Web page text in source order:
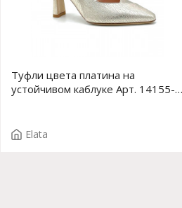
Туфли цвета платина на
устойчивом каблуке Арт. 14155-0
Elata